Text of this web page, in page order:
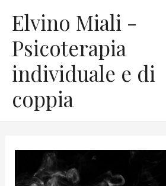
contenuto
Elvino Miali -
Psicoterapia
individuale e di
coppia
a
t
e
g
o
r